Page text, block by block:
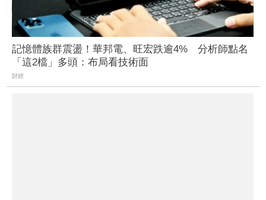
記憶體族群震盪！華邦電、旺宏跌逾4% 分析師點名
「這2檔」多頭：布局看技術面
財經